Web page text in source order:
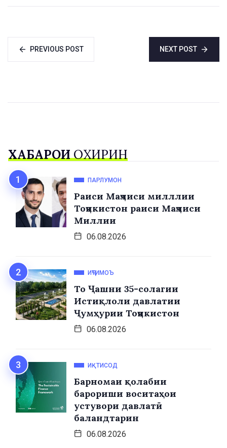
PREVIOUS POST NEXT POST
ХАБАРҲОИОХИРИН
ПАРЛУМОН
Раиси Маҷлиси милллии
Тоҷикистон раиси Маҷлиси
Миллии
06.08.2026
ИҶТИМОЪ
То Ҷашни 35-солагии
Истиқлоли давлатии
Ҷумҳурии Тоҷикистон
06.08.2026
ИҚТИСОД
Барномаи қолабии
барориши воситаҳои
устувори давлатӣ
баландтарин
06.08.2026